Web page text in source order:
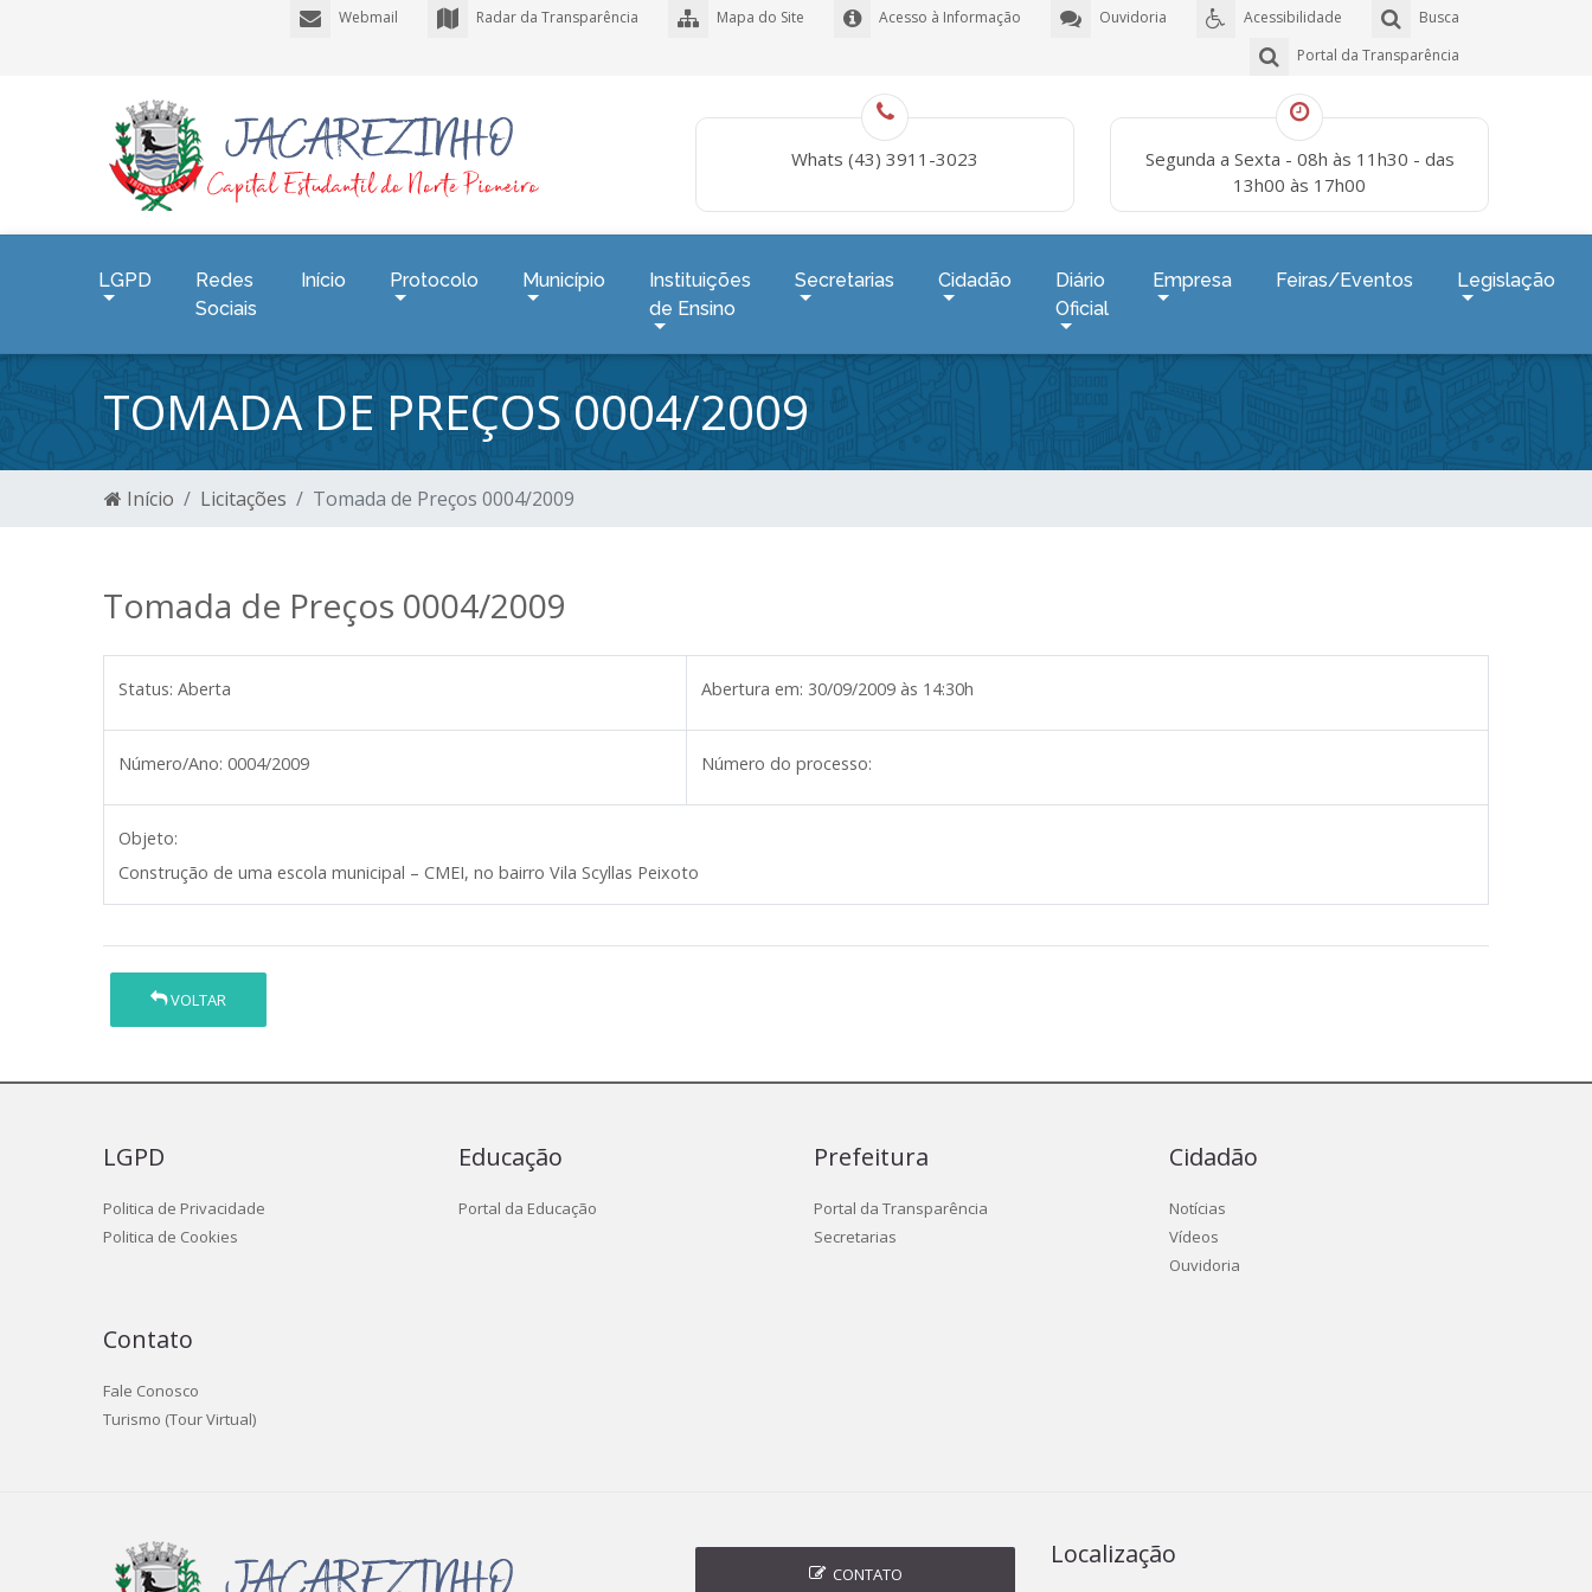
Busca
Acessibilidade
Ouvidoria
Acesso à Informação
Mapa do Site
Radar da Transparência
Webmail
Portal da Transparência
Whats (43) 3911-3023
Segunda a Sexta - 08h às 11h30 - das
13h00 às 17h00
LGPD
Redes
Sociais
Início Protocolo Município
Instituições
de Ensino
Secretarias Cidadão
Diário
Oficial
Empresa Feiras/Eventos Legislação
TOMADA DE PREÇOS 0004/2009
Início Licitações Tomada de Preços 0004/2009
Tomada de Preços 0004/2009
Status: Aberta Abertura em: 30/09/2009 às 14:30h
Número/Ano: 0004/2009 Número do processo:
Objeto:
Construção de uma escola municipal – CMEI, no bairro Vila Scyllas Peixoto
VOLTAR
LGPD
Politica de Privacidade
Politica de Cookies
Educação
Portal da Educação
Prefeitura
Portal da Transparência
Secretarias
Cidadão
Notícias
Vídeos
Ouvidoria
Contato
Fale Conosco
Turismo (Tour Virtual)
CONTATO
Localização